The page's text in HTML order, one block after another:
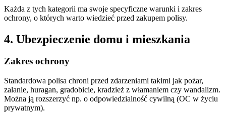
Każda z tych kategorii ma swoje specyficzne warunki i zakres
ochrony, o których warto wiedzieć przed zakupem polisy.
4. Ubezpieczenie domu i mieszkania
Zakres ochrony
Standardowa polisa chroni przed zdarzeniami takimi jak pożar,
zalanie, huragan, gradobicie, kradzież z włamaniem czy wandalizm.
Można ją rozszerzyć np. o odpowiedzialność cywilną (OC w życiu
prywatnym).